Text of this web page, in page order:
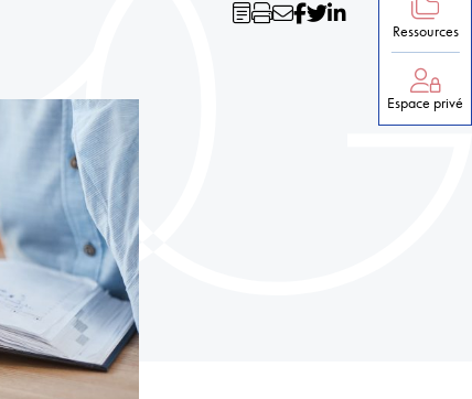
Ressources
Espace privé